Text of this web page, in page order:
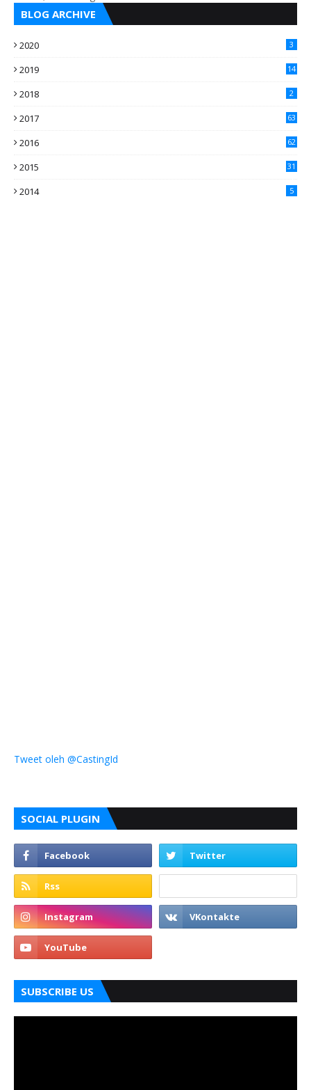
BLOG ARCHIVE
2020 3
2019 14
2018 2
2017 63
2016
62
2015
31
2014 5
Tweet oleh @CastingId
SOCIAL PLUGIN
SUBSCRIBE US